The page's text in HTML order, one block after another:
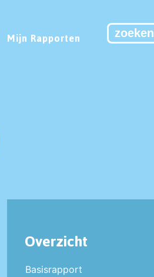
Mijn Rapporten
Overzicht
Basisrapport